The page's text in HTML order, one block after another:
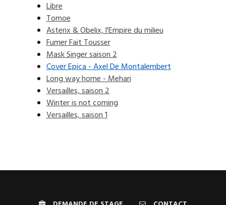
Libre
Tomoe
Asterix & Obelix, l'Empire du milieu
Fumer Fait Tousser
Mask Singer saison 2
Cover Epica - Axel De Montalembert
Long way home - Mehari
Versailles, saison 2
Winter is not coming
Versailles, saison 1